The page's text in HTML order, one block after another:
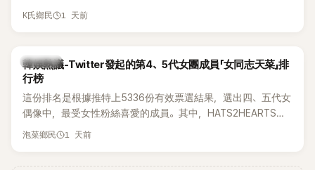
被質疑在舞台上使用臀墊，如今最新打歌舞台曝光後，再度因
K氏鄉民 1 天前
熱議討論
韓娛熱議-Twitter發起的第4、5代女團成員「女同志天菜」排
行榜
這份排名是根據推特上5336份有效票選結果，選出四、五代女
偶像中，最受女性粉絲喜愛的成員。其中，HATS2HEARTS成
員包攬了前三名，展現了她們在女性社群中的高人氣。
泡菜鄉民 1 天前